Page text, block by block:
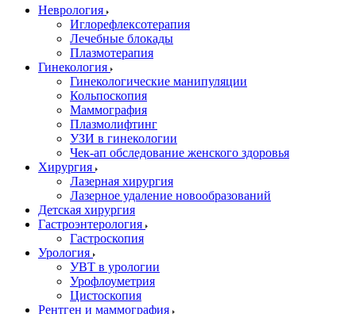
Неврология
Иглорефлексотерапия
Лечебные блокады
Плазмотерапия
Гинекология
Гинекологические манипуляции
Кольпоскопия
Маммография
Плазмолифтинг
УЗИ в гинекологии
Чек-ап обследование женского здоровья
Хирургия
Лазерная хирургия
Лазерное удаление новообразований
Детская хирургия
Гастроэнтерология
Гастроскопия
Урология
УВТ в урологии
Урофлоуметрия
Цистоскопия
Рентген и маммография